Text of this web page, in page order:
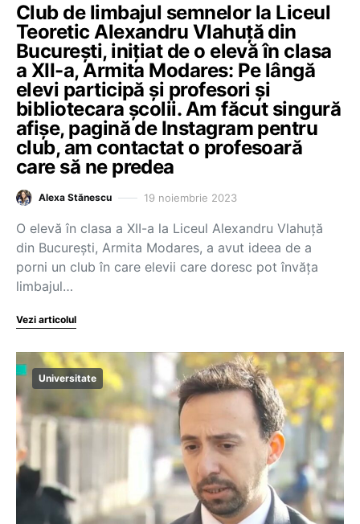
Club de limbajul semnelor la Liceul
Teoretic Alexandru Vlahuță din
București, inițiat de o elevă în clasa
a XII-a, Armita Modares: Pe lângă
elevi participă și profesori și
bibliotecara școlii. Am făcut singură
afișe, pagină de Instagram pentru
club, am contactat o profesoară
care să ne predea
Alexa Stănescu 19 noiembrie 2023
O elevă în clasa a XII-a la Liceul Alexandru Vlahuță
din București, Armita Modares, a avut ideea de a
porni un club în care elevii care doresc pot învăța
limbajul…
Vezi articolul
Universitate